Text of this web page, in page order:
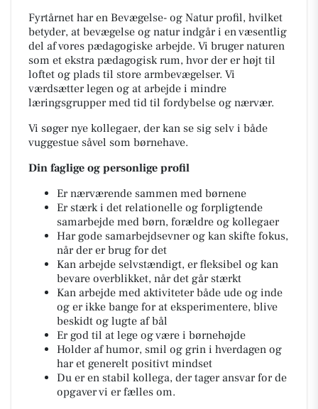
Fyrtårnet har en Bevægelse- og Natur profil, hvilket
betyder, at bevægelse og natur indgår i en væsentlig
del af vores pædagogiske arbejde. Vi bruger naturen
som et ekstra pædagogisk rum, hvor der er højt til
loftet og plads til store armbevægelser. Vi
værdsætter legen og at arbejde i mindre
læringsgrupper med tid til fordybelse og nærvær.
Vi søger nye kollegaer, der kan se sig selv i både
vuggestue såvel som børnehave.
Din faglige og personlige profil
Er nærværende sammen med børnene
Er stærk i det relationelle og forpligtende
samarbejde med børn, forældre og kollegaer
Har gode samarbejdsevner og kan skifte fokus,
når der er brug for det
Kan arbejde selvstændigt, er fleksibel og kan
bevare overblikket, når det går stærkt
Kan arbejde med aktiviteter både ude og inde
og er ikke bange for at eksperimentere, blive
beskidt og lugte af bål
Er god til at lege og være i børnehøjde
Holder af humor, smil og grin i hverdagen og
har et generelt positivt mindset
Du er en stabil kollega, der tager ansvar for de
opgaver vi er fælles om.